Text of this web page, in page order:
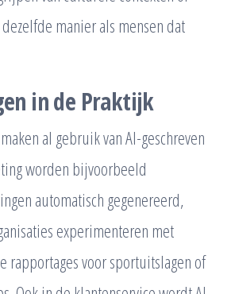
manier als mensen dat
in de Praktijk
al gebruik van AI-geschreven
worden bijvoorbeeld
automatisch gegenereerd,
experimenteren met
rapportages voor sportuitslagen of